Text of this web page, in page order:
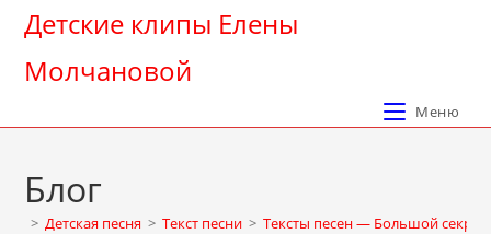
Перейти
содержимому
Детские клипы Елены
Молчановой
Меню
Блог
> Детская песня > Текст песни > Тексты песен — Большой секрет